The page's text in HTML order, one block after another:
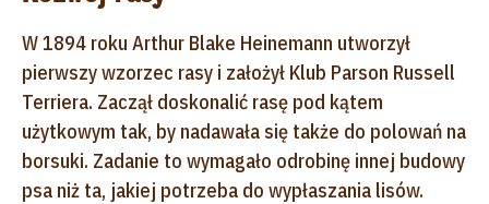
W 1894 roku Arthur Blake Heinemann utworzył
pierwszy wzorzec rasy i założył Klub Parson Russell
Terriera. Zaczął doskonalić rasę pod kątem
użytkowym tak, by nadawała się także do polowań na
borsuki. Zadanie to wymagało odrobinę innej budowy
psa niż ta, jakiej potrzeba do wypłaszania lisów.